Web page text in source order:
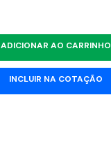
ADICIONAR AO CARRINHO
INCLUIR NA COTAÇÃO